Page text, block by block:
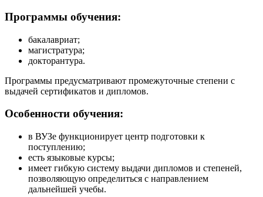
Программы обучения:
бакалавриат;
магистратура;
докторантура.
Программы предусматривают промежуточные степени с
выдачей сертификатов и дипломов.
Особенности обучения:
в ВУЗе функционирует центр подготовки к
поступлению;
есть языковые курсы;
имеет гибкую систему выдачи дипломов и степеней,
позволяющую определиться с направлением
дальнейшей учебы.